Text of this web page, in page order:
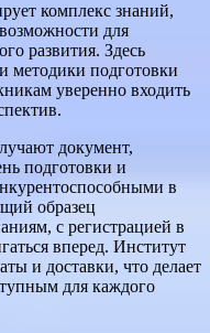
комплекс знаний,
для
развития. Здесь
методики подготовки
уверенно входить
документ,
подготовки и
в
образец
с регистрацией в
вперед. Институт
и доставки, что делает
для каждого